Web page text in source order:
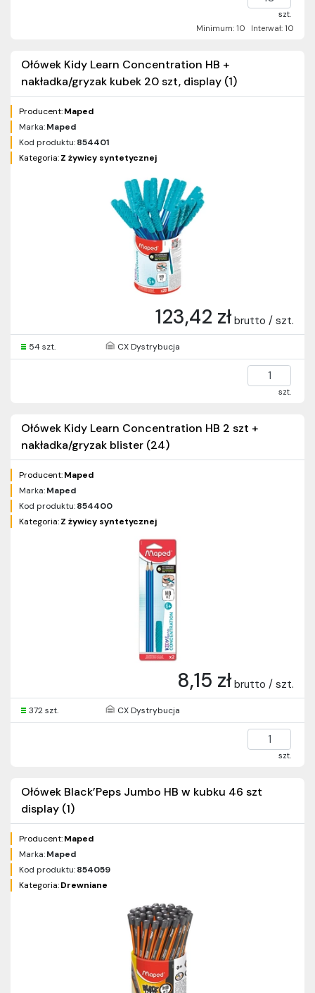
szt.
Minimum: 10
Interwał: 10
Ołówek Kidy Learn Concentration HB +
nakładka/gryzak kubek 20 szt, display (1)
Producent:Maped
Marka:Maped
Kod produktu:854401
Kategoria:Z żywicy syntetycznej
123,42 zł brutto / szt.
54 szt. CX Dystrybucja
szt.
Ołówek Kidy Learn Concentration HB 2 szt +
nakładka/gryzak blister (24)
Producent:Maped
Marka:Maped
Kod produktu:854400
Kategoria:Z żywicy syntetycznej
8,15 zł brutto / szt.
372 szt. CX Dystrybucja
szt.
Ołówek Black’Peps Jumbo HB w kubku 46 szt
display (1)
Producent:Maped
Marka:Maped
Kod produktu:854059
Kategoria:Drewniane